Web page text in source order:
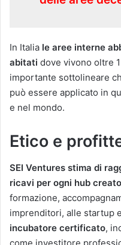
In Italia le aree interne
abitati dove vivono oltre
importante sottolineare
può essere applicato in
e nel mondo.
Etico e
SEI Ventures stima di
ricavi per ogni hub
formazione,
imprenditori, alle startup
incubatore certificato,